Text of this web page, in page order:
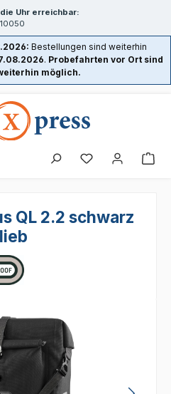
die Uhr erreichbar:
Bestellungen sind weiterhin
. Probefahrten vor Ort sind
möglich.
QL 2.2 schwarz